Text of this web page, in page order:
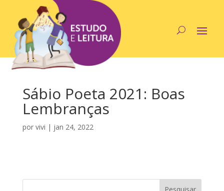
Sábio Poeta 2021: Boas
Lembranças
por vivi | jan 24, 2022